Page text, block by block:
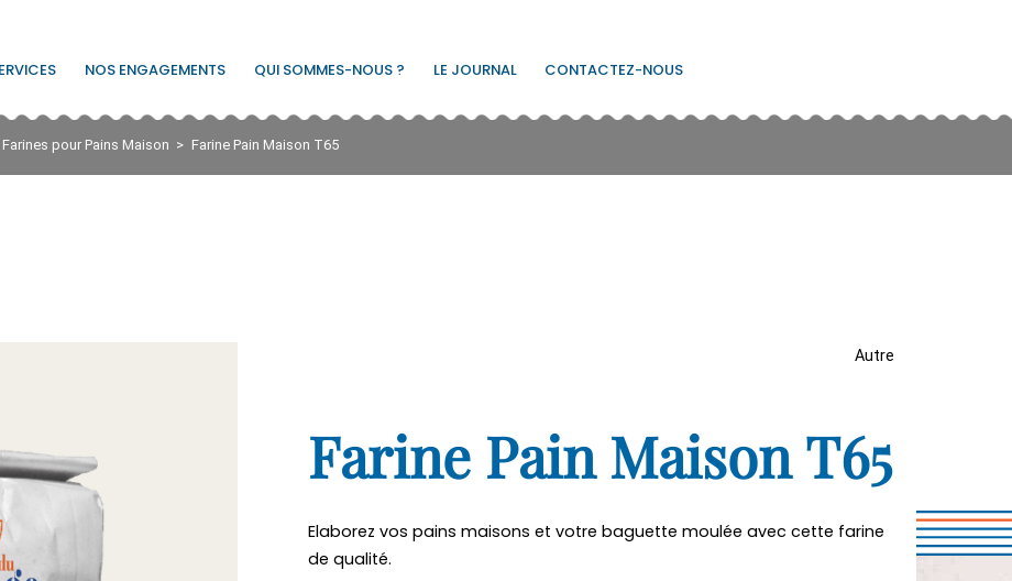
NOS ENGAGEMENTS QUI SOMMES-NOUS ? LE JOURNAL CONTACTEZ-NOUS
Farines pour Pains Maison Farine Pain Maison T65
Autre
Farine Pain Maison T65
Elaborez vos pains maisons et votre baguette moulée avec cette farine
de qualité.